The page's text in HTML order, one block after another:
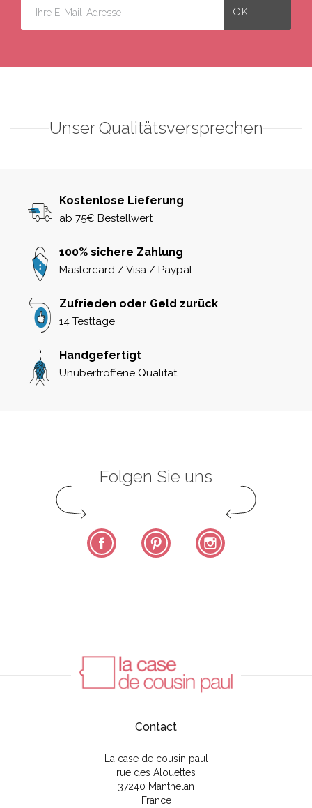
Unser Qualitätsversprechen
Kostenlose Lieferung
ab 75€ Bestellwert
100% sichere Zahlung
Mastercard / Visa / Paypal
Zufrieden oder Geld zurück
14 Testtage
Handgefertigt
Unübertroffene Qualität
Folgen Sie uns
Facebook Pinterest
Contact
La case de cousin paul
rue des Alouettes
37240 Manthelan
France